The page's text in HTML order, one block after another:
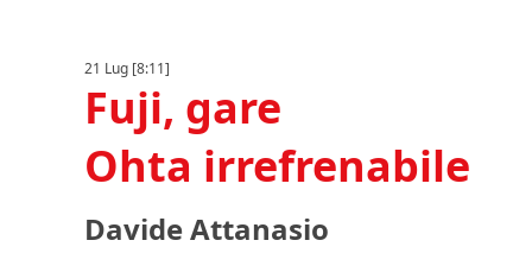
Quest'anno, era stato Motegi
mentre dall'anno prossimo si
comincerà a Suzuka nel
stagione corrente, non era
causa della vicinanza con la
Giappone, fissato per il 29
21 Lug [8:11]
Fuji, gare
Ohta irrefrenabile
Davide Attanasio